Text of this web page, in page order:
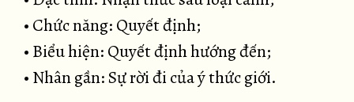
• Chức năng: Quyết định;
• Biểu hiện: Quyết định hướng đến;
• Nhân gần: Sự rời đi của ý thức giới.